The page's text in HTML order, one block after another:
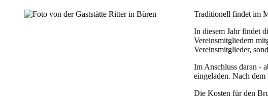
Traditionell findet im
In diesem Jahr findet
Vereinsmitgliedern
Vereinsmitglieder,
Im Anschluss daran -
eingeladen. Nach
Die Kosten für den